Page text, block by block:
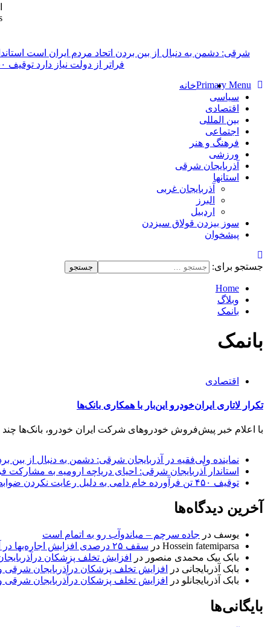
شرقی: دشمن به دنبال از بین بردن اتحاد مردم ایران است
فراتر از دولت نیاز دارد
Primary Menuخانه
سیاسی
اقتصادی
بین المللی
اجتماعی
فرهنگ و هنر
ورزشی
آذربایجان شرقی
استانها
آذربایجان غربی
البرز
اردبیل
سوز بیزدن قولاق سیزدن
پیشخوان
جستجو برای:
Home
وبلاگ
بانمک
بانمک
اقتصادی
تکرار لاتاری ایران‌خودرو این‌بار با همکاری بانک‌ها
با اعلام خبر پیش‌فروش خودرو‌های شرکت ایران خودرو، بانک‌ها
نماینده ولی‌فقیه در آذربایجان شرقی: دشمن به دنبال از بین
استاندار آذربایجان شرقی: احیای دریاچه ارومیه به مشارکت
توقیف ۴۵۰ تن فرآورده خام دامی به دلیل رعایت نکردن ضوابط بهداشتی
آخرین دیدگاه‌ها
یوسف در جاده سرچم – میاندوآب رو به اتمام است
Hossein fatemiparsa در سقف ۲۵ درصدی افزایش اجاره‌بها در آذربایجان شرقی اجرا می‌شود
بابک بیک محمدی منصور در
افزایش تخلف پزشکان
بابک آذربایجانی در
افزایش تخلف پزشکان درآذربایجان شرقی
بابک آذربایجانلو در افزایش تخلف پزشکان درآذربایجان شرقی
بایگانی‌ها